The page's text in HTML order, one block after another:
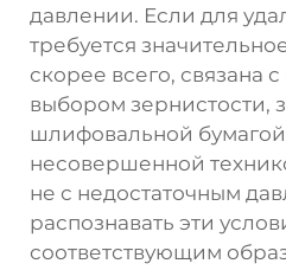
давлении. Если для
требуется
скорее всего, связана
выбором зернистости,
шлифовальной
несовершенной
не с недостаточным
распознавать эти
соответствующим